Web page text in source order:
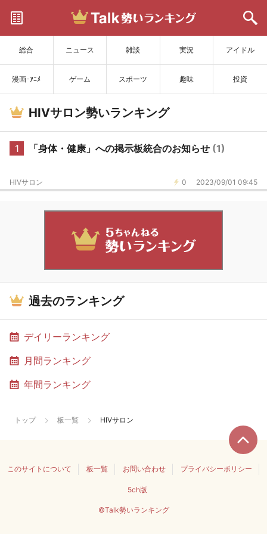
総合 ニュース 雑談 実況 アイドル
漫画･ｱﾆﾒ ゲーム スポーツ 趣味 投資
サイトを更新
HIVサロン勢いランキング
1 「身体・健康」への掲示板統合のお知らせ (1)
0 2023/09/01 09:45
HIVサロン
過去のランキング
デイリーランキング
月間ランキング
年間ランキング
トップ 板一覧 HIVサロン
このサイトについて 板一覧 お問い合わせ プライバシーポリシー
5ch版
©Talk勢いランキング